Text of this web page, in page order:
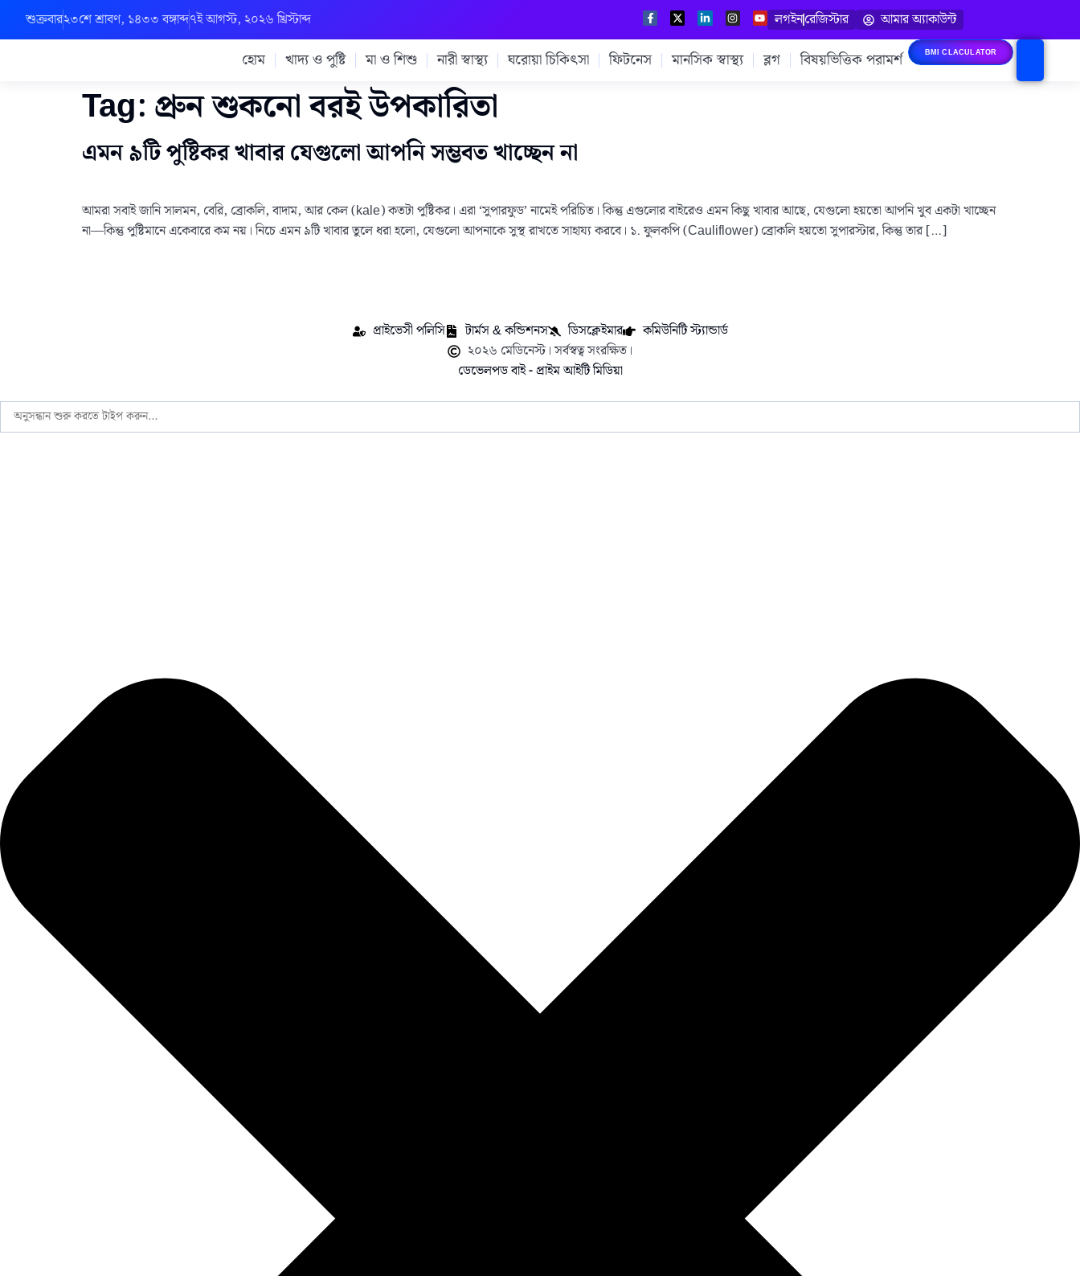
শুক্রবার২৩শে শ্রাবণ, ১৪৩৩ বঙ্গাব্দ৭ই আগস্ট, ২০২৬ খ্রিস্টাব্দ লগইনরেজিস্টার আমার অ্যাকাউন্ট
হোম খাদ্য ও পুষ্টি মা ও শিশু নারী স্বাস্থ্য ঘরোয়া চিকিৎসা ফিটনেস মানসিক স্বাস্থ্য ব্লগ বিষয়ভিত্তিক পরামর্শ BMI CLACULATOR
Tag: প্রুন শুকনো বরই উপকারিতা
এমন ৯টি পুষ্টিকর খাবার যেগুলো আপনি সম্ভবত খাচ্ছেন না
আমরা সবাই জানি সালমন, বেরি, ব্রোকলি, বাদাম, আর কেল (kale) কতটা পুষ্টিকর। এরা ‘সুপারফুড’ নামেই পরিচিত। কিন্তু এগুলোর বাইরেও এমন কিছু খাবার আছে, যেগুলো হয়তো আপনি খুব একটা খাচ্ছেন
না—কিন্তু পুষ্টিমানে একেবারে কম নয়। নিচে এমন ৯টি খাবার তুলে ধরা হলো, যেগুলো আপনাকে সুস্থ রাখতে সাহায্য করবে। ১. ফুলকপি (Cauliflower) ব্রোকলি হয়তো সুপারস্টার, কিন্তু তার […]
প্রাইভেসী পলিসি টার্মস & কন্ডিশনস ডিসক্লেইমার
কমিউনিটি স্ট্যান্ডার্ড
২০২৬ মেডিনেস্ট। সর্বস্বত্ব সংরক্ষিত।
ডেভেলপড বাই - প্রাইম আইটি মিডিয়া